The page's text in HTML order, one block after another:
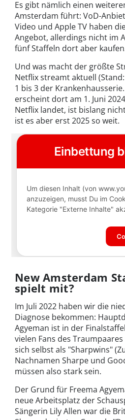
Es gibt nämlich einen
Amsterdam führt: VoD-
Video und Apple TV haben
Angebot, allerdings nicht im
fünf Staffeln dort aber
Und was macht der größte
Netflix streamt aktuell
1 bis 3 der
erscheint dort am 1. Juni
Netflix landet, ist bislang
ist es aber erst 2025 so weit.
New Amsterdam
spielt mit?
Im Juli 2022 haben wir die
Diagnose bekommen:
Agyeman ist in der
vielen Fans des
sich selbst als "Sharpwins"
Nachnamen Sharpe und
müssen also stark sein.
Der Grund für Freema
neue Arbeitsplatz der
Sängerin Lily Allen war die